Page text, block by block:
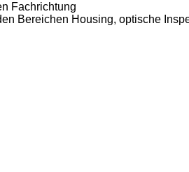
Fachrichtung
Bereichen Housing, optische